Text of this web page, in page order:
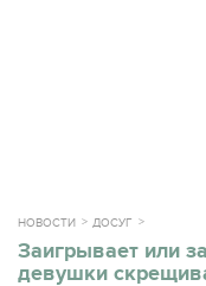
НОВОСТИ ДОСУГ
Заигрывает или
девушки